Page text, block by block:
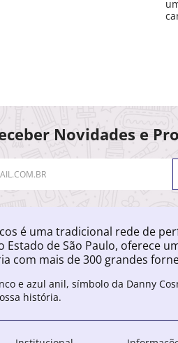
Novidades e
é uma tradicional rede de
Estado de São Paulo, oferece
com mais de 300 grandes
e azul anil, símbolo da Danny
história.